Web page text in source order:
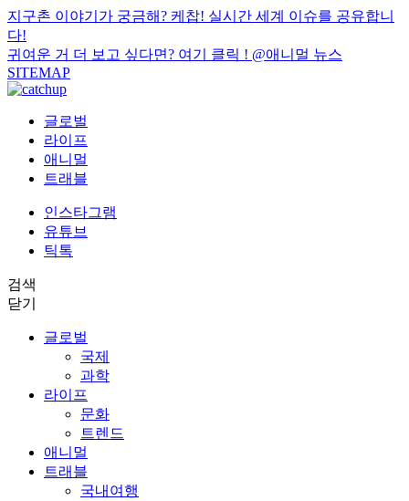
지구촌 이야기가 궁금해? 케찹! 실시간 세계 이슈를 공유합니
다!
귀여운 거 더 보고 싶다면? 여기 클릭 ! @애니멀 뉴스
SITEMAP
글로벌
라이프
애니멀
트래블
인스타그램
유튜브
틱톡
검색
닫기
글로벌
국제
과학
라이프
문화
트렌드
애니멀
트래블
국내여행